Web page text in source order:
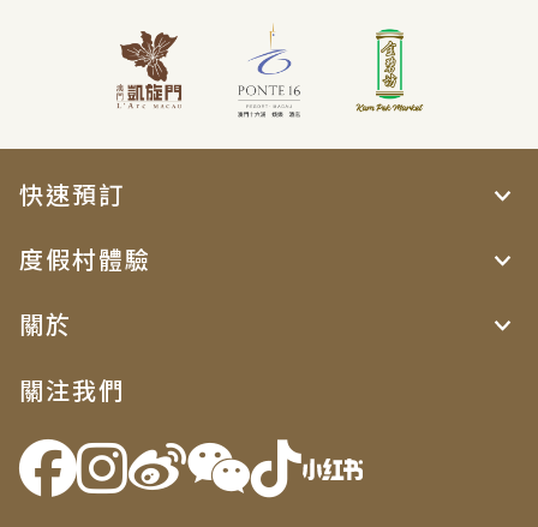
快速預訂
度假村體驗
關於
關注我們